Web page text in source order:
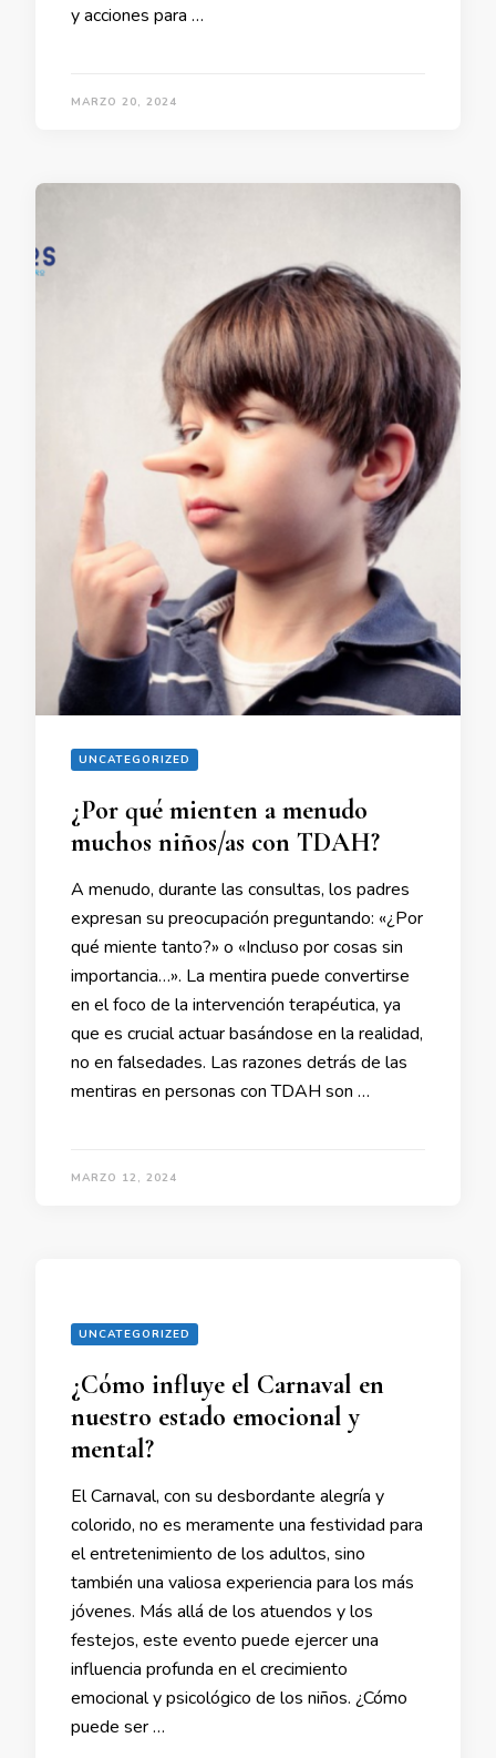
y acciones para …
MARZO 20, 2024
UNCATEGORIZED
¿Por qué mienten a menudo
muchos niños/as con TDAH?
A menudo, durante las consultas, los padres
expresan su preocupación preguntando: «¿Por
qué miente tanto?» o «Incluso por cosas sin
importancia…». La mentira puede convertirse
en el foco de la intervención terapéutica, ya
que es crucial actuar basándose en la realidad,
no en falsedades. Las razones detrás de las
mentiras en personas con TDAH son …
MARZO 12, 2024
UNCATEGORIZED
¿Cómo influye el Carnaval en
nuestro estado emocional y
mental?
El Carnaval, con su desbordante alegría y
colorido, no es meramente una festividad para
el entretenimiento de los adultos, sino
también una valiosa experiencia para los más
jóvenes. Más allá de los atuendos y los
festejos, este evento puede ejercer una
influencia profunda en el crecimiento
emocional y psicológico de los niños. ¿Cómo
puede ser …